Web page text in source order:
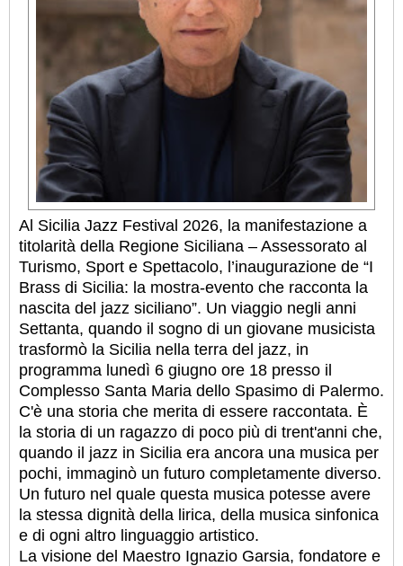
Al Sicilia Jazz Festival 2026, la manifestazione a
titolarità della Regione Siciliana – Assessorato al
Turismo, Sport e Spettacolo, l’inaugurazione de “I
Brass di Sicilia: la mostra-evento che racconta la
nascita del jazz siciliano”. Un viaggio negli anni
Settanta, quando il sogno di un giovane musicista
trasformò la Sicilia nella terra del jazz, in
programma lunedì 6 giugno ore 18 presso il
Complesso Santa Maria dello Spasimo di Palermo.
C'è una storia che merita di essere raccontata. È
la storia di un ragazzo di poco più di trent'anni che,
quando il jazz in Sicilia era ancora una musica per
pochi, immaginò un futuro completamente diverso.
Un futuro nel quale questa musica potesse avere
la stessa dignità della lirica, della musica sinfonica
e di ogni altro linguaggio artistico.
La visione del Maestro Ignazio Garsia, fondatore e